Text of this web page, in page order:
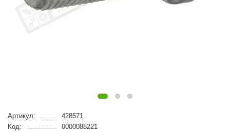
Артикул:
428571
Код:
0000088221